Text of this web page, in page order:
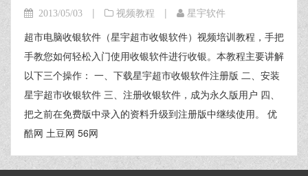
2013/05/03 | 视频教程 | 星宇软件
超市电脑收银软件（星宇超市收银软件）视频培训教程，手把
手教您如何轻松入门使用收银软件进行收银。本教程主要讲解
以下三个操作： 一、下载星宇超市收银软件注册版 二、安装
星宇超市收银软件 三、注册收银软件，成为永久版用户 四、
把之前在免费版中录入的资料升级到注册版中继续使用。 优
酷网 土豆网 56网